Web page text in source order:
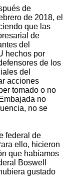
de
de 2018, el
que las
de
del
hechos por
de los
del
acciones
tomado o no
no
no se
federal de
ello, hicieron
que habíamos
Boswell
gustado